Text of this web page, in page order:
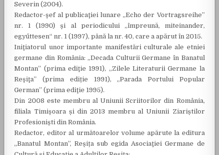
Severin (2004).
Redactor-şef al publicaţiei lunare „Echo der Vortragsreihe”
nr. 1 (1990) și al periodicului „împreună, miteinander,
egyűttesen“ nr. 1 (1997), până la nr. 40, care a apărut în 2015.
Iniţiatorul unor importante manifestări culturale ale etniei
germane din România: „Decada Culturii Germane în Banatul
Montan” (prima ediţie 1991), „Zilele Literaturii Germane la
Reşiţa” (prima ediție 1991), „Parada Portului Popular
German” (prima ediţie 1995).
Din 2008 este membru al Uniunii Scriitorilor din România,
filiala Timişoara și din 2013 membru al Uniunii Ziariștilor
Profesioniști din România.
Redactor, editor al următoarelor volume apărute la editura
„Banatul Montan”, Reșița sub egida Asociaţiei Germane de